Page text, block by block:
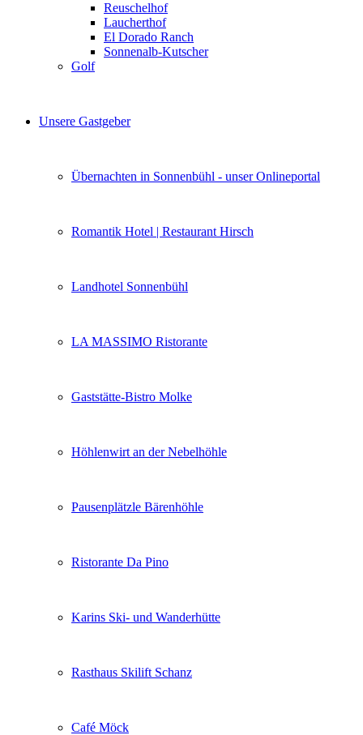
Reuschelhof
Laucherthof
El Dorado Ranch
Sonnenalb-Kutscher
Golf
Unsere Gastgeber
Übernachten in Sonnenbühl - unser Onlineportal
Romantik Hotel | Restaurant Hirsch
Landhotel Sonnenbühl
LA MASSIMO Ristorante
Gaststätte-Bistro Molke
Höhlenwirt an der Nebelhöhle
Pausenplätzle Bärenhöhle
Ristorante Da Pino
Karins Ski- und Wanderhütte
Rasthaus Skilift Schanz
Café Möck